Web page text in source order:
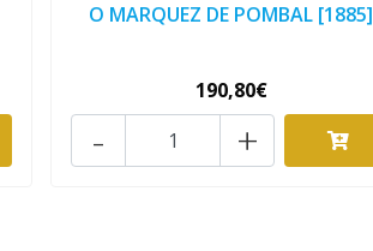
O MARQUEZ DE POMBAL [1885]
190,80€
+
-